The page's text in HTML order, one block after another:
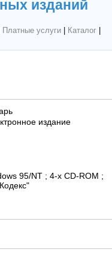
изданий
Платные услуги| Каталог|
издание
95/NT ; 4-x CD-ROM ;